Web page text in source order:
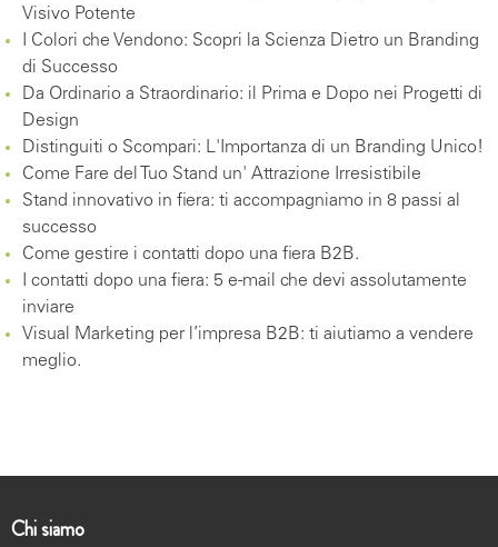
Visivo Potente
I Colori che Vendono: Scopri la Scienza Dietro un Branding
di Successo
Da Ordinario a Straordinario: il Prima e Dopo nei Progetti di
Design
Distinguiti o Scompari: L'Importanza di un Branding Unico!
Come Fare del Tuo Stand un' Attrazione Irresistibile
Stand innovativo in fiera: ti accompagniamo in 8 passi al
successo
Come gestire i contatti dopo una fiera B2B.
I contatti dopo una fiera: 5 e-mail che devi assolutamente
inviare
Visual Marketing per l’impresa B2B: ti aiutiamo a vendere
meglio.
Chi siamo